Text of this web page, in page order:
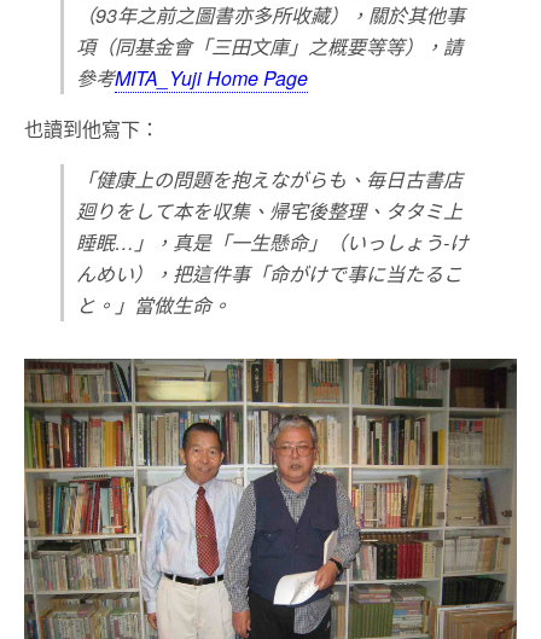
（93年之前之圖書亦多所收藏），關於其他事
項（同基金會「三田文庫」之概要等等），請
參考MITA_Yuji Home Page
也讀到他寫下：
「健康上の問題を抱えながらも、毎日古書店
廻りをして本を収集、帰宅後整理、タタミ上
睡眠…」，真是「一生懸命」（いっしょう‐け
んめい），把這件事「命がけで事に当たるこ
と。」當做生命。